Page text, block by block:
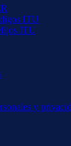
ITU
ITU
y